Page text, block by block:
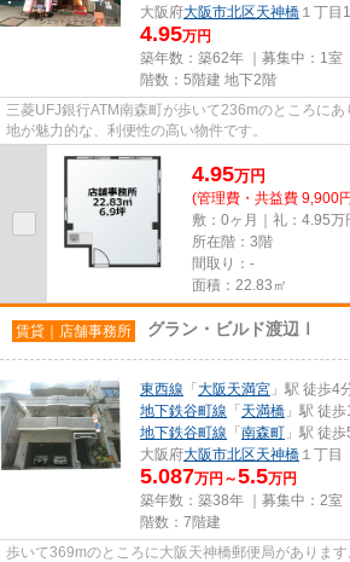
大阪府大阪市北区天神橋 １丁目
4.95万円
築年数：築62年 ｜募集中： 1室
階数：5階建 地下2階
三菱UFJ銀行ATM南森町が歩いて236mのところに
地が魅力的な、利便性の高い物件です。
4.95万円
(管理費・共益費 9,900
敷：0ヶ月｜礼：4.95万
所在階：3階
間取り：-
面積：22.83㎡
賃貸｜店舗事務所 グラン・ビルド渡辺Ⅰ
東西線 「 大阪天満宮 」駅 徒歩4
地下鉄谷町線 「 天満橋 」駅 徒
地下鉄谷町線 「 南森町 」駅 徒
大阪府大阪市北区天神橋 １丁目
5.087万円～5.5万円
築年数：築38年 ｜募集中： 2室
階数：7階建
歩いて369mのところに大阪天神橋郵便局がありま